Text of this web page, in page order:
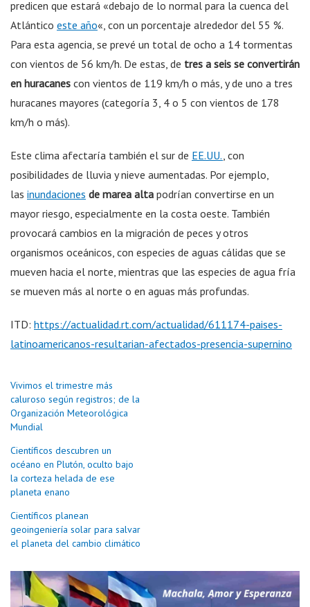
predicen que estará «debajo de lo normal para la cuenca del
Atlántico este año«, con un porcentaje alrededor del 55 %.
Para esta agencia, se prevé un total de ocho a 14 tormentas
con vientos de 56 km/h. De estas, de tres a seis se convertirán
en huracanes con vientos de 119 km/h o más, y de uno a tres
huracanes mayores (categoría 3, 4 o 5 con vientos de 178
km/h o más).
Este clima afectaría también el sur de EE.UU. , con
posibilidades de lluvia y nieve aumentadas. Por ejemplo,
las inundaciones de marea alta podrían convertirse en un
mayor riesgo, especialmente en la costa oeste. También
provocará cambios en la migración de peces y otros
organismos oceánicos, con especies de aguas cálidas que se
mueven hacia el norte, mientras que las especies de agua fría
se mueven más al norte o en aguas más profundas.
ITD: https://actualidad.rt.com/actualidad/611174-paises-
latinoamericanos-resultarian-afectados-presencia-supernino
Vivimos el trimestre más
caluroso según registros; de la
Organización Meteorológica
Mundial
Científicos descubren un
océano en Plutón, oculto bajo
la corteza helada de ese
planeta enano
Científicos planean
geoingeniería solar para salvar
el planeta del cambio climático